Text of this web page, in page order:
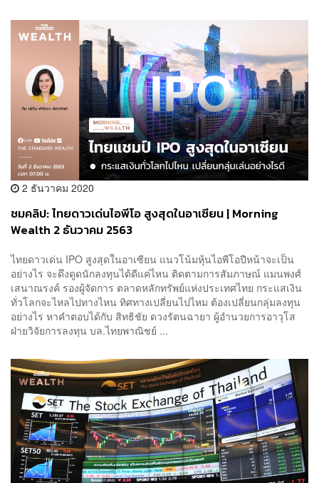
2 ธันวาคม 2020
ชมคลิป: ไทยดาวเด่นไอพีโอ สูงสุดในอาเซียน | Morning
Wealth 2 ธันวาคม 2563
ไทยดาวเด่น IPO สูงสุดในอาเซียน แนวโน้มหุ้นไอพีโอปีหน้าจะเป็น
อย่างไร จะดึงดูดนักลงทุนได้ดีแค่ไหน ติดตามการสัมภาษณ์ แมนพงศ์
เสนาณรงค์ รองผู้จัดการ ตลาดหลักทรัพย์แห่งประเทศไทย กระแสเงิน
ทั่วโลกจะไหลไปทางไหน ทิศทางเปลี่ยนไปไหม ต้องเปลี่ยนกลุ่มลงทุน
อย่างไร หาคำตอบได้กับ สิทธิชัย ดวงรัตนฉายา ผู้อำนวยการอาวุโส
ฝ่ายวิจัยการลงทุน บล.ไทยพาณิชย์ ...